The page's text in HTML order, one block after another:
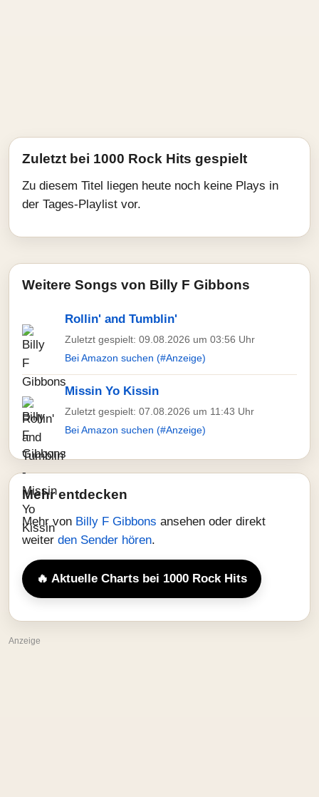
Zuletzt bei 1000 Rock Hits gespielt
Zu diesem Titel liegen heute noch keine Plays in
der Tages-Playlist vor.
Weitere Songs von Billy F Gibbons
Rollin' and Tumblin'
Zuletzt gespielt: 09.08.2026 um 03:56 Uhr
Bei Amazon suchen (#Anzeige)
Missin Yo Kissin
Zuletzt gespielt: 07.08.2026 um 11:43 Uhr
Bei Amazon suchen (#Anzeige)
Mehr entdecken
Mehr von Billy F Gibbons ansehen oder direkt
weiter den Sender hören.
🔥 Aktuelle Charts bei 1000 Rock Hits
Anzeige